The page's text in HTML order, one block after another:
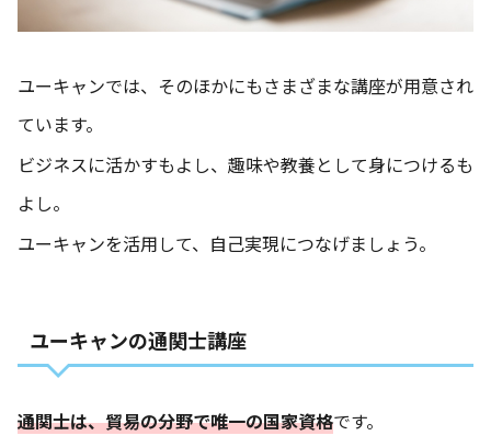
ユーキャンでは、そのほかにもさまざまな講座が用意され
ています。
ビジネスに活かすもよし、趣味や教養として身につけるも
よし。
ユーキャンを活用して、自己実現につなげましょう。
ユーキャンの通関士講座
通関士は、貿易の分野で唯一の国家資格です。